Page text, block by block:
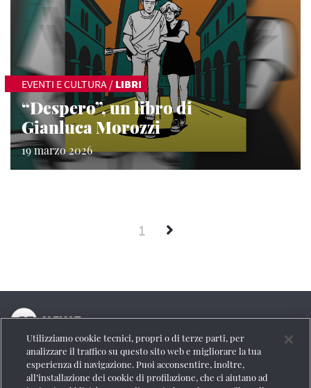
EVENTI E CULTURA / LIBRI
“Despero”, un libro di
Gianluca Morozzi
19 marzo 2026
1
La testata online del Gruppo FS Italiane
Social
Utilizziamo cookie tecnici, propri o di terze parti, per
analizzare il traffico su questo sito web e migliorare la tua
esperienza di navigazione. Puoi acconsentire, inoltre,
all’installazione dei cookie di profilazione, che ci aiutano ad